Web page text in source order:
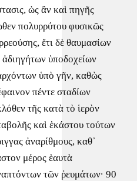
ὡς ἂν καὶ πηγῆς
πολυρρύτου φυσικῶς
ἔτι δὲ θαυμασίων
ἀδιηγήτων ὑποδοχείων
ὑπὸ γῆν, καθὼς
πέντε σταδίων
τῆς κατὰ τὸ ἱερὸν
καὶ ἑκάστου τούτων
ἀναρίθμους, καθ᾽
μέρος ἑαυτὰ
τῶν ῥευμάτων· 90